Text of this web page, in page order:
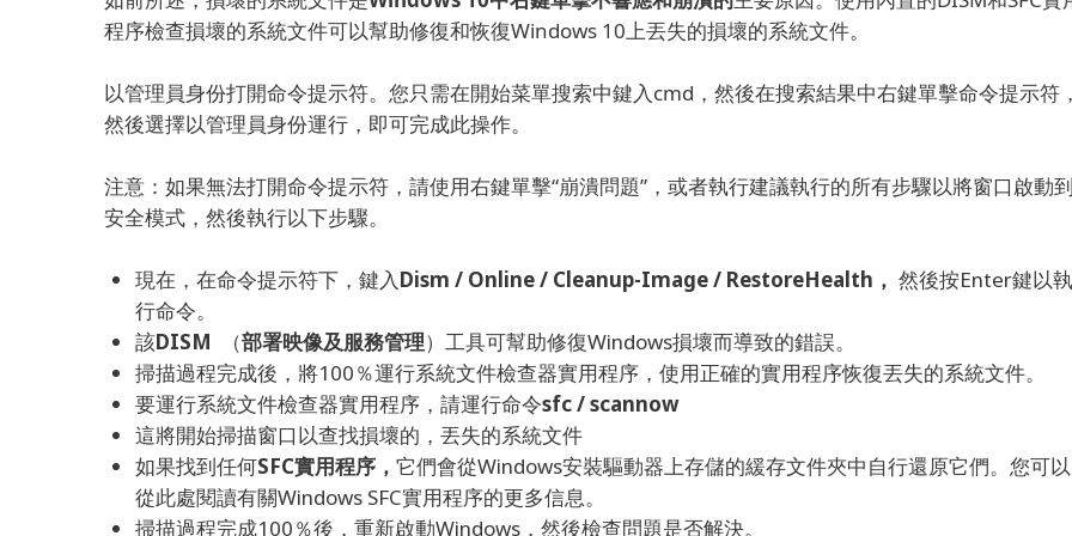
程序檢查損壞的系統文件可以幫助修復和恢復Windows 10上丟失的損壞的系統文件。
以管理員身份打開命令提示符。 您只需在開始菜單搜索中鍵入cmd，然後在搜索結果中右鍵單擊命令提示符，
然後選擇以管理員身份運行，即可完成此操作。
注意：如果無法打開命令提示符，請使用右鍵單擊“崩潰問題”，或者執行建議執行的所有步驟以將窗口啟動到
安全模式，然後執行以下步驟。
現在，在命令提示符下，鍵入Dism / Online / Cleanup-Image / RestoreHealth， 然後按Enter鍵以執
行命令。
該DISM （部署映像及服務管理）工具可幫助修復Windows損壞而導致的錯誤。
掃描過程完成後，將100％運行系統文件檢查器實用程序，使用正確的實用程序恢復丟失的系統文件。
要運行系統文件檢查器實用程序，請運行命令sfc / scannow
這將開始掃描窗口以查找損壞的，丟失的系統文件
如果找到任何SFC實用程序， 它們會從Windows安裝驅動器上存儲的緩存文件夾中自行還原它們。 您可以
從此處閱讀有關Windows SFC實用程序的更多信息。
掃描過程完成100％後，重新啟動Windows，然後檢查問題是否解決。